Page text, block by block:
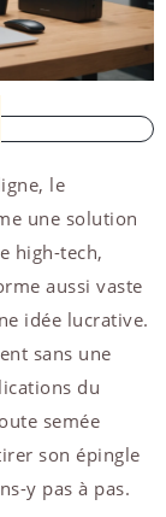
le
une solution
high-tech,
aussi vaste
idée lucrative.
sans une
du
semée
son épingle
y pas à pas.